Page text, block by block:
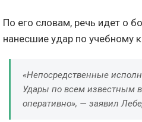
По его словам, речь идет о
нанесшие удар по учебному
«Непосредственные
Удары по всем известным
оперативно», — заявил